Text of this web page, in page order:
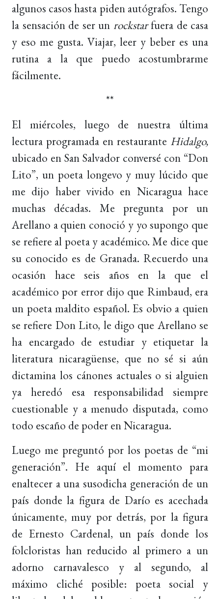
algunos casos hasta piden autógrafos. Tengo
la sensación de ser un rockstarfuera de casa
y eso me gusta. Viajar, leer y beber es una
rutina a la que puedo acostumbrarme
fácilmente.
**
El miércoles, luego de nuestra última
lectura programada en restaurante Hidalgo,
ubicado en San Salvador conversé con “Don
Lito”, un poeta longevo y muy lúcido que
me dijo haber vivido en Nicaragua hace
muchas décadas. Me pregunta por un
Arellano a quien conoció y yo supongo que
se refiere al poeta y académico. Me dice que
su conocido es de Granada. Recuerdo una
ocasión hace seis años en la que el
académico por error dijo que Rimbaud, era
un poeta maldito español. Es obvio a quien
se refiere Don Lito, le digo que Arellano se
ha encargado de estudiar y etiquetar la
literatura nicaragüense, que no sé si aún
dictamina los cánones actuales o si alguien
ya heredó esa responsabilidad siempre
cuestionable y a menudo disputada, como
todo escaño de poder en Nicaragua.
Luego me preguntó por los poetas de “mi
generación”. He aquí el momento para
enaltecer a una susodicha generación de un
país donde la figura de Darío es acechada
únicamente, muy por detrás, por la figura
de Ernesto Cardenal, un país donde los
folcloristas han reducido al primero a un
adorno carnavalesco y al segundo, al
máximo cliché posible: poeta social y